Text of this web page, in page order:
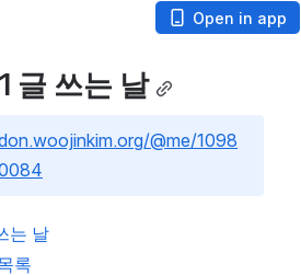
Open in app
글 쓰는 날
@me/1098
는 날
록